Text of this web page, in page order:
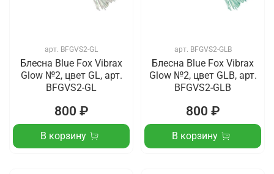
арт. BFGVS2-GL
Блесна Blue Fox Vibrax
Glow №2, цвет GL, арт.
BFGVS2-GL
800 ₽
В корзину
арт. BFGVS2-GLB
Блесна Blue Fox Vibrax
Glow №2, цвет GLB, арт.
BFGVS2-GLB
800 ₽
В корзину